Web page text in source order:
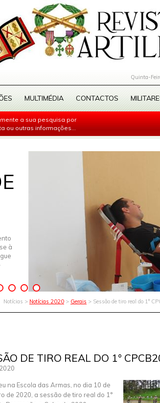
Quinta-
MULTIMÉDIA CONTACTOS
a sua pesquisa por
ou outras informações...
à
Notícias > Notícias 2020 > Gerais > Sessão de tiro real do 1°
DE TIRO REAL DO 1°
na Escola das Armas, no dia 10 de
de 2020, a sessão de tiro real do 1°